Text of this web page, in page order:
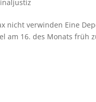
nicht verwinden Eine
am 16. des Monats früh